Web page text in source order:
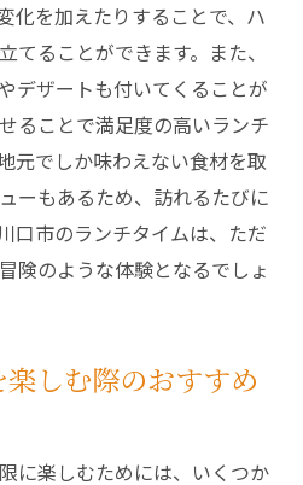
化を加えたりすることで、ハ
てることができます。また、
デザートも付いてくることが
ることで満足度の高いランチ
元でしか味わえない食材を取
ーもあるため、訪れるたびに
口市のランチタイムは、ただ
険のような体験となるでしょ
しむ際のおすすめ
に楽しむためには、いくつか